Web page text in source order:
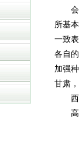
所基
一致
各自
加强
甘肃